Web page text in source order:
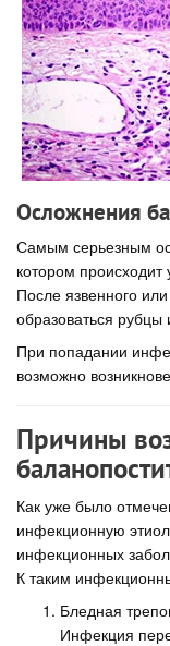
Осложнения
Самым серьезным
котором
После язвенного
образоваться
При попадании
возможно
Причины
Как уже было
инфекционную
инфекционных
К таким
Бледная
Инфекция